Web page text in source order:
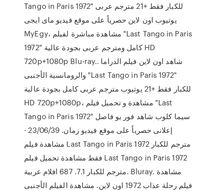
Tango in Paris 1972" للكبار فقط +21 مترجم عربى
يوتيوب اون لاين حصرياً على موقع فيديو ماى ايجى
MyEgy، مشاهدة مباشرة لفيلم "Last Tango in Paris
1972" كامل ومترجم عربى بجودة عالية HD
720p+1080p Blu-ray.. شاهد اون لاين فيلم الدراما
والرومانسية الأجنبى "Last Tango in Paris 1972"
للكبار فقط +21 يوتيوب مترجم عربى كامل بجودة عالية
HD 720p+1080p، مشاهدة و تحميل فيلم "Last
Tango in Paris 1972" سيما كلوب شاهد فور يو فاصل
إعلانى حصرياً على موقع فيديو زمان. 23/06/39 ·
مشاهدة فيلم Last Tango in Paris 1972 مترجم للكبار
فقط مشاهدة تحميل فيلم Last Tango in Paris 1972
مترجم للكبار 7.1. 687 افلام عربية. Bluray. مشاهدة
فيلم رحلة عذاب 1972 اون لاين. مشاهدة الفيلم الأجنبى